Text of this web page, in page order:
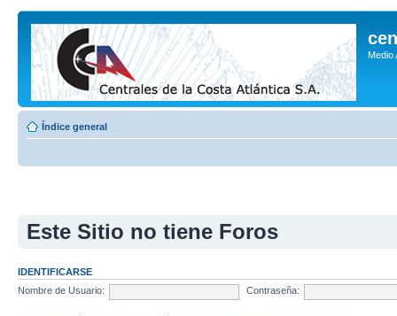
Medio
Índice general
Este Sitio no tiene Foros
IDENTIFICARSE
Nombre de Usuario:
Contraseña: